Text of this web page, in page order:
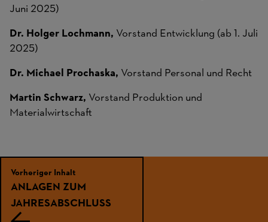
Juni 2025)
Dr. Holger Lochmann, Vorstand Entwicklung (ab 1. Juli
2025)
Dr. Michael Prochaska, Vorstand Personal und Recht
Martin Schwarz, Vorstand Produktion und
Materialwirtschaft
Vorheriger Inhalt
ANLAGEN ZUM
JAHRESABSCHLUSS